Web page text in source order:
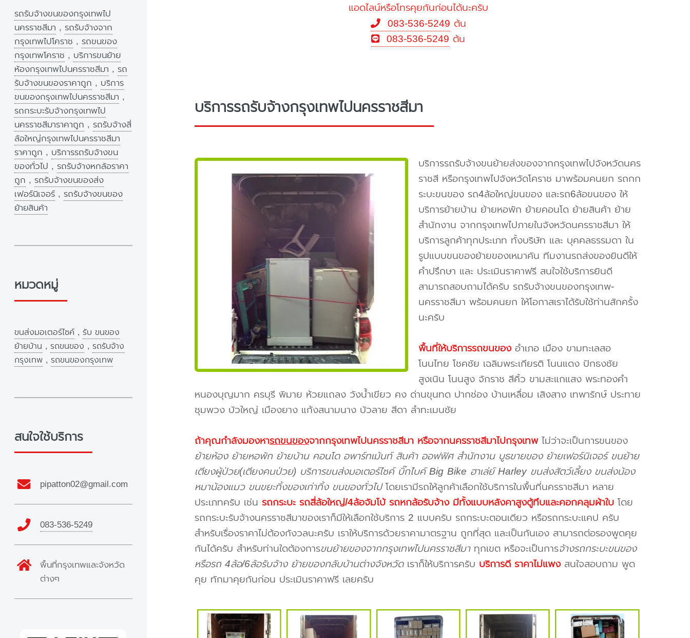
แอดไลน์หรือโทรคุยกันก่อนได้นะครับ
083-536-5249 ต้น
083-536-5249 ต้น
บริการรถรับจ้างกรุงเทพไปนครราชสีมา
บริการรถรับจ้างขนย้ายส่งของจากกรุงเทพไปจังหวัดนคร
ราชสี หรือกรุงเทพไปจังหวัดโคราช มาพร้อมคนยก รถกก
ระบะขนของ รถ4ล้อใหญ่ขนของ และรถ6ล้อขนของ ให้
บริการย้ายบ้าน ย้ายหอพัก ย้ายคอนโด ย้ายสินค้า ย้าย
สำนักงาน จากกรุงเทพไปภายในจังหวัดนครราชสีมา ให้
บริการลูกค้าทุกประเภท ทั้งบริษัท และ บุคคลธรรมดา ใน
รูปแบบขนของย้ายของเหมาคัน ทีมงานรถส่งของยินดีให้
คำปรึกษา และ ประเมินราคาฟรี สนใจใช้บริการยินดี
สามารถสอบถามได้ครับ รถรับจ้างขนของกรุงเทพ-
นครราชสีมา พร้อมคนยก ให้โอกาสเราได้รับใช้ท่านสักครั้ง
นะครับ
พื้นที่ให้บริการรถขนของอำเภอ เมือง ขามทะเลสอ
โนนไทย โชคชัย เฉลิมพระเกียรติ โนนแดง ปักธงชัย
สูงเนิน โนนสูง จักราช สีคิ้ว ขามสะแกแสง พระทองคำ
หนองบุญมาก ครบุรี พิมาย ห้วยแถลง วังน้ำเขียว คง ด่านขุนทด ปากช่อง บ้านเหลื่อม เสิงสาง เทพารักษ์ ประทาย
ชุมพวง บัวใหญ่ เมืองยาง แก้งสนามนาง บัวลาย สีดา ลำทะเมนชัย
ถ้าคุณกำลังมองหารถขนของจากกรุงเทพไปนครราชสีมา หรือจากนครราชสีมาไปกรุงเทพไม่ว่าจะเป็นการขนของ
ย้ายห้อง ย้ายหอพัก ย้ายบ้าน คอนโด อพาร์ทเม้นท์ สินค้า ออฟฟิศ สำนักงาน บูธขายของ ย้ายเฟอร์นิเจอร์ ขนย้าย
เตียงผู้ป่วย(เตียงคนป่วย) บริการขนส่งมอเตอร์ไซค์ บิ๊กไบค์ Big Bike ฮาเล่ย์ Harley ขนส่งสัตว์เลี้ยง ขนส่งน้อง
หมาน้องแมว ขนขยะทิ้งของเก่าทิ้ง ขนของทั่วไปโดยเรามีรถให้ลูกค้าเลือกใช้บริการในพื้นที่นครราชสีมา หลาย
ประเภทครับ เช่น รถกระบะ รถสี่ล้อใหญ่/4ล้อจัมโบ้ รถหกล้อรับจ้าง มีทั้งแบบหลังคาสูงตู้ทึบและคอกคลุมผ้าใบโดย
รถกระบะรับจ้างนครราชสีมาของเราก็มีให้เลือกใช้บริการ 2 แบบครับ รถกระบะตอนเดียว หรือรถกระบะแคป ครับ
สำหรับเรื่องราคาไม่ต้องกังวลนะครับ เราให้บริการด้วยราคามาตรฐาน ถูกที่สุด และเป็นกันเอง สามารถต่อรองพูดคุย
กันได้ครับ สำหรับท่านใดต้องการขนย้ายของจากกรุงเทพไปนครราชสีมาทุกเขต หรือจะเป็นการจ้างรถกระบะขนของ
หรือรถ 4ล้อ/6ล้อรับจ้าง ย้ายของกลับบ้านต่างจังหวัดเราก็ให้บริการครับ บริการดี ราคาไม่แพงสนใจสอบถาม พูด
คุย ทักมาคุยกันก่อน ประเมินราคาฟรี เลยครับ
รถรับจ้างขนของกรุงเทพไป
นครราชสีมา , รถรับจ้างจาก
กรุงเทพไปโคราช , รถขนของ
กรุงเทพโคราช , บริการขนย้าย
ห้องกรุงเทพไปนครราชสีมา , รถ
รับจ้างขนของราคาถูก , บริการ
ขนของกรุงเทพไปนครราชสีมา ,
รถกระบะรับจ้างกรุงเทพไป
นครราชสีมาราคาถูก , รถรับจ้างสี่
ล้อใหญ่กรุงเทพไปนครราชสีมา
ราคาถูก , บริการรถรับจ้างขน
ของทั่วไป , รถรับจ้างหกล้อราคา
ถูก , รถรับจ้างขนของส่ง
เฟอร์นิเจอร์ , รถรับจ้างขนของ
ย้ายสินค้า
หมวดหมู่
ขนส่งมอเตอร์ไซค์ , รับ ขนของ
ย้ายบ้าน , รถขนของ , รถรับจ้าง
กรุงเทพ , รถขนของกรุงเทพ
สนใจใช้บริการ
pipatton02@gmail.com
083-536-5249
พื้นที่กรุงเทพและจังหวัด
ต่างๆ